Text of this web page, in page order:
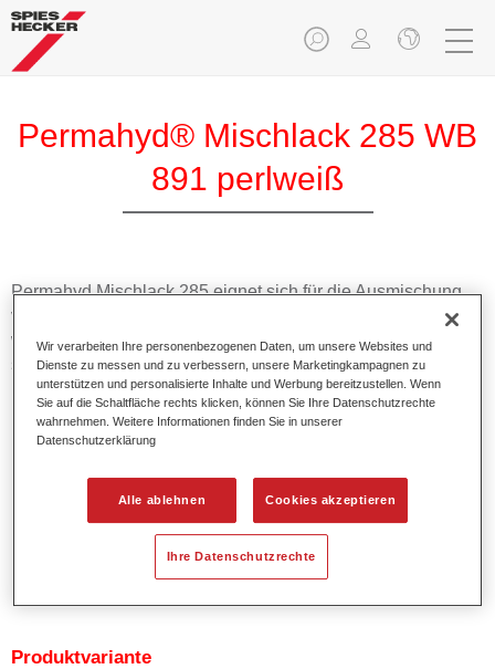
Permahyd® Mischlack 285 WB
891 perlweiß
Permahyd Mischlack 285 eignet sich für die Ausmischung
von Permahyd Perlmutt Basislack 285, einem hochwertigen
wasserverdünnbaren Basislacksystem. Es basiert auf einer
speziellen PU-Dispersionstechnologie für Uni- und
Effektlackierungen.
Produktmerkmale
1,5 Spritzgängen.
Bietet ein gutes Standvermögen.
Verfügt über ein hohes Deckvermögen.
Besitzt eine hohe Farbtongenauigkeit.
Produktvariante
Wir verarbeiten Ihre personenbezogenen Daten, um unsere Websites und
Dienste zu messen und zu verbessern, unsere Marketingkampagnen zu
unterstützen und personalisierte Inhalte und Werbung bereitzustellen. Wenn
Sie auf die Schaltfläche rechts klicken, können Sie Ihre Datenschutzrechte
wahrnehmen. Weitere Informationen finden Sie in unserer
Datenschutzerklärung
Alle ablehnen Cookies akzeptieren
Ihre Datenschutzrechte